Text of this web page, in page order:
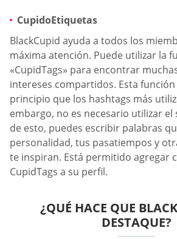
CupidoEtiquetas
BlackCupid ayuda a todos los
máxima atención. Puede utilizar la
«CupidTags» para encontrar
intereses compartidos. Esta
principio que los hashtags más
embargo, no es necesario utilizar el
de esto, puedes escribir palabras
personalidad, tus pasatiempos y
te inspiran. Está permitido agregar
CupidTags a su perfil.
¿QUÉ HACE QUE
DESTAQUE?